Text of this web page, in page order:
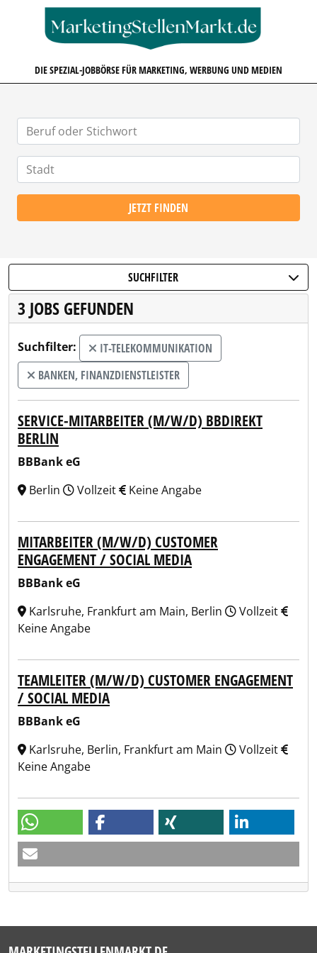
DIE SPEZIAL-JOBBÖRSE FÜR MARKETING, WERBUNG UND MEDIEN
JETZT FINDEN
SUCHFILTER
3 JOBS GEFUNDEN
Suchfilter:
IT-TELEKOMMUNIKATION
BANKEN, FINANZDIENSTLEISTER
SERVICE-MITARBEITER (M/W/D) BBDIREKT
BERLIN
BBBank eG
Berlin
Vollzeit Keine Angabe
MITARBEITER (M/W/D) CUSTOMER
ENGAGEMENT / SOCIAL MEDIA
BBBank eG
Karlsruhe, Frankfurt am Main, Berlin
Vollzeit
Keine Angabe
TEAMLEITER (M/W/D) CUSTOMER ENGAGEMENT
/ SOCIAL MEDIA
BBBank eG
Karlsruhe, Berlin, Frankfurt am Main
Vollzeit
Keine Angabe